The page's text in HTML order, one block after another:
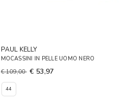
PAUL KELLY
MOCASSINI IN PELLE UOMO NERO
€ 109,00 € 53,97
44